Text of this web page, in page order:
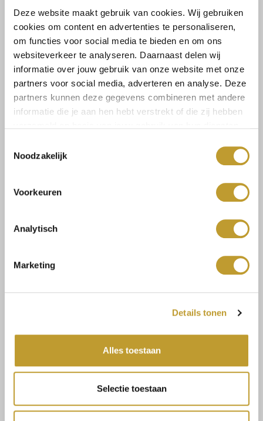
Deze website maakt gebruik van cookies. Wij gebruiken
cookies om content en advertenties te personaliseren,
om functies voor social media te bieden en om ons
websiteverkeer te analyseren. Daarnaast delen wij
informatie over jouw gebruik van onze website met onze
partners voor social media, adverteren en analyse. Deze
partners kunnen deze gegevens combineren met andere
informatie die je aan hen hebt verstrekt of die zij hebben
Noodzakelijk
Voorkeuren
Analytisch
Marketing
Details tonen
Alles toestaan
Selectie toestaan
Lindo vegan leather skirt
black
€44,99
Joy belted skort black
€39,99
€34,99